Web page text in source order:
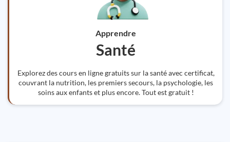
Apprendre
Santé
Explorez des cours en ligne gratuits sur la santé avec certificat,
couvrant la nutrition, les premiers secours, la psychologie, les
soins aux enfants et plus encore. Tout est gratuit !